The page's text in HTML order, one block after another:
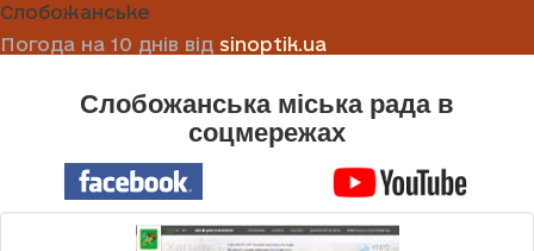
Слобожанське
Погода на 10 днів від sinoptik.ua
Слобожанська міська рада в
соцмережах